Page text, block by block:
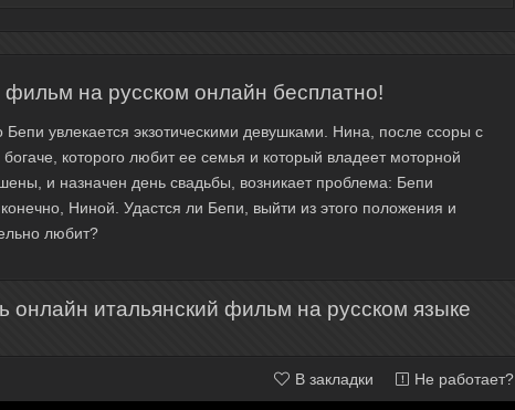
на русском онлайн бесплатно!
увлекается экзотическими девушками. Нина, после ссоры с
которого любит ее семья и который владеет моторной
и назначен день свадьбы, возникает проблема: Бепи
Ниной. Удастся ли Бепи, выйти из этого положения и
любит?
онлайн итальянский фильм на русском языке
В закладки Не работает?